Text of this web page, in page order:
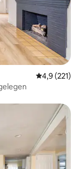
Gemiddelde
4,9 (221)